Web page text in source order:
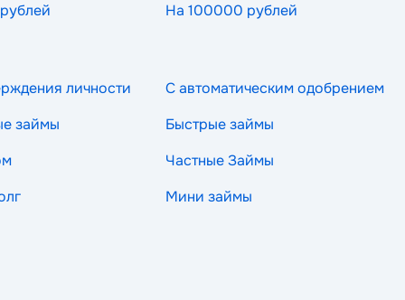
На 100000 рублей
личности
С автоматическим одобрением
займы
Быстрые займы
Частные Займы
Мини займы